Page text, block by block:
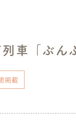
列車「ぶん
掲載